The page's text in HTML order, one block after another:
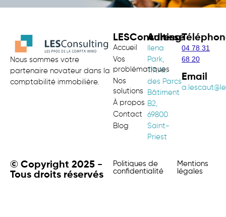
Nous sommes votre
partenaire novateur dans la
comptabilité immobilière.
LESConsulting
Accueil
Vos
problématiques
Nos
solutions
À propos
Contact
Blog
Adresse
Ilena
Park,
117 All.
des Parcs
Bâtiment
B2,
69800
Saint-
Priest
04 78 31
68 20
Email
© Copyright 2025 -
Tous droits réservés
Mentions
légales
Politiques de
confidentialité